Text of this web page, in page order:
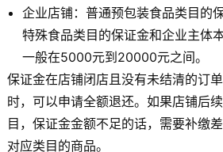
企业店铺：普通预包装食品类目的
特殊食品类目的保证金和企业主体
一般在5000元到20000元之间。
保证金在店铺闭店且没有未结清的订
时，可以申请全额退还。如果店铺后
目，保证金金额不足的话，需要补缴
对应类目的商品。